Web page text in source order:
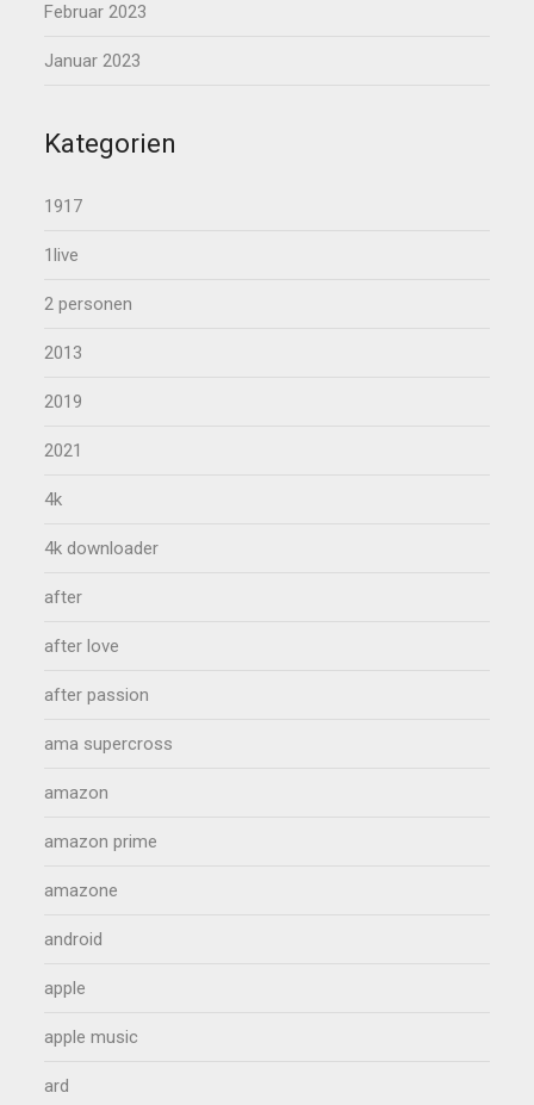
Februar 2023
Januar 2023
Kategorien
1917
1live
2 personen
2013
2019
2021
4k
4k downloader
after
after love
after passion
ama supercross
amazon
amazon prime
amazone
android
apple
apple music
ard